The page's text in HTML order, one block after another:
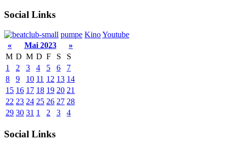
Social Links
pumpe KinoYoutube
«
Mai 2023
»
M D M D F S
S
1
2 3 4 5 6
7
8
9 10 11 12 13 14
15 16 17 18 19 20 21
22 23 24 25 26 27 28
29 30 31 1 2 3 4
Social Links